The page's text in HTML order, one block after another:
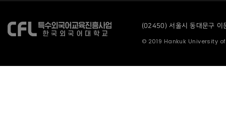
(02450) 서울시 동대문구
© 2019 Hankuk University